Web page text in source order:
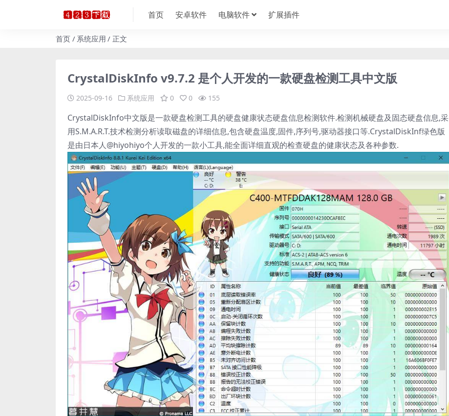
首页 安卓软件 电脑软件 扩展插件
首页 系统应用 正文
CrystalDiskInfo v9.7.2 是个人开发的一款硬盘检测工具中文版
2025-09-16 系统应用 0 0 155
CrystalDiskInfo中文版是一款硬盘检测工具的硬盘健康状态硬盘信息检测软件.检测机械硬盘及固态硬盘信息,采
用S.M.A.R.T.技术检测分析读取磁盘的详细信息,包含硬盘温度,固件,序列号,驱动器接口等.CrystalDiskInf绿色版
是由日本人@hiyohiyo个人开发的一款小工具,能全面详细直观的检查硬盘的健康状态及各种参数.